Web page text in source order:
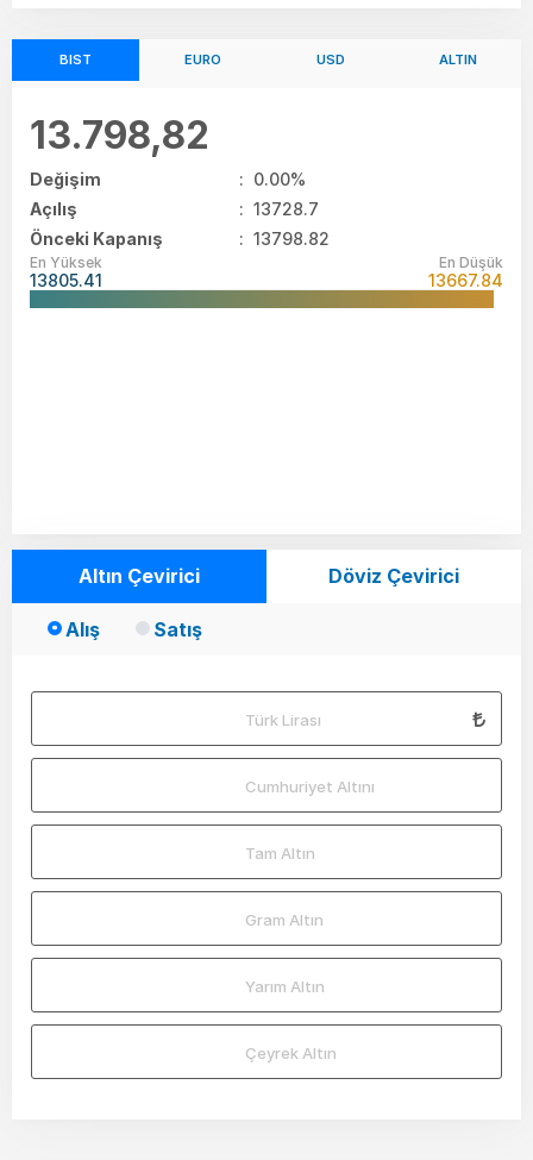
BIST EURO USD ALTIN
13.798,82
Değişim : 0.00%
Açılış
: 13728.7
Önceki Kapanış
: 13798.82
En Yüksek
13805.41
En Düşük
13667.84
Altın Çevirici Döviz Çevirici
Alış Satış
Türk Lirası
Cumhuriyet Altını
Tam Altın
Gram Altın
Yarım Altın
Çeyrek Altın